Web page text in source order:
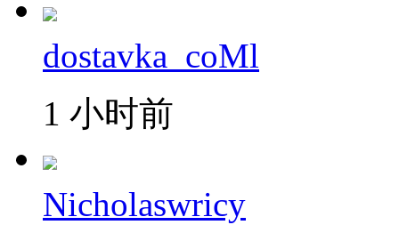
dostavka_coMl
1 小时前
Nicholaswricy